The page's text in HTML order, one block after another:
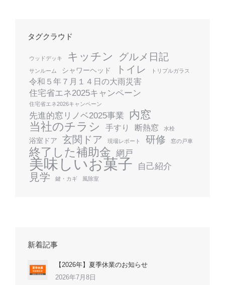
タグクラウド
ウッドデッキ キッチン グルメ日記
サンルーム シャワーヘッド トイレ トリプルガラス
令和５年７月１４日の大雨災害
住宅省エネ2025キャンペーン
住宅省エネ2026キャンペーン
先進的窓リノベ2025事業 内窓
当社のチラシ 手すり 断熱窓 水栓
浴室ドア 玄関ドア 現場レポート 研修 窓の戸車
終了した補助金 網戸
美味しいお菓子 自己紹介
見学 鍵・カギ 風除室
新着記事
【2026年】夏季休業のお知らせ
2026年7月8日